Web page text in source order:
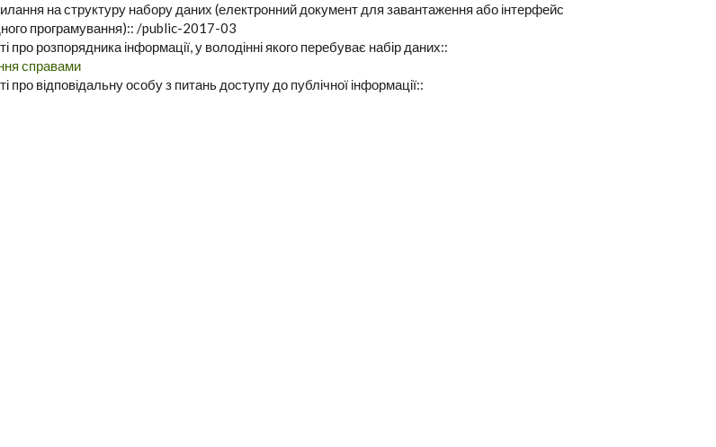
на структуру набору даних (електронний документ для завантаження або інтерфейс
програмування):: /public-2017-03
про розпорядника інформації, у володінні якого перебуває набір даних::
справами
про відповідальну особу з питань доступу до публічної інформації::